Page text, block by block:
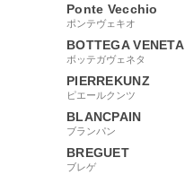
Ponte Vecchio
ポンテヴェキオ
BOTTEGA VENETA
ボッテガヴェネタ
PIERREKUNZ
ピエールクンツ
BLANCPAIN
ブランパン
BREGUET
ブレゲ